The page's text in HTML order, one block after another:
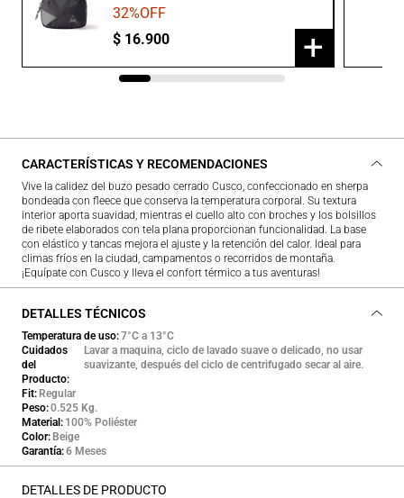
32%OFF
$ 16.900 +
CARACTERÍSTICAS Y RECOMENDACIONES
Vive la calidez del buzo pesado cerrado Cusco, confeccionado en sherpa
bondeada con fleece que conserva la temperatura corporal. Su textura
interior aporta suavidad, mientras el cuello alto con broches y los bolsillos
de ribete elaborados con tela plana proporcionan funcionalidad. La base
con elástico y tancas mejora el ajuste y la retención del calor. Ideal para
climas fríos en la ciudad, campamentos o recorridos de montaña.
¡Equípate con Cusco y lleva el confort térmico a tus aventuras!
DETALLES TÉCNICOS
Temperatura de uso 7°C a 13°C
Cuidados
del
Producto
Lavar a maquina, ciclo de lavado suave o delicado, no usar
suavizante, después del ciclo de centrifugado secar al aire.
Fit Regular
Peso 0.525 Kg.
Material
100% Poliéster
Color Beige
Garantía 6 Meses
DETALLES DE PRODUCTO